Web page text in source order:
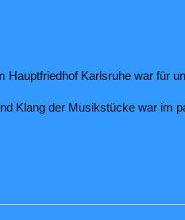
Hauptfriedhof Karlsruhe war für
Klang der Musikstücke war im